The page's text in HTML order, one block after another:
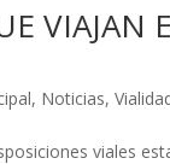
VIAJAN
, Noticias,
viales